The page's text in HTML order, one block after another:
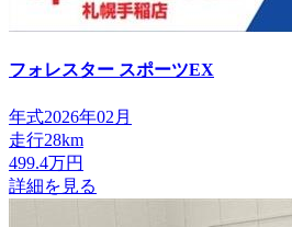
フォレスター スポーツEX
年式2026年02月
走行28km
499.4万円
詳細を見る